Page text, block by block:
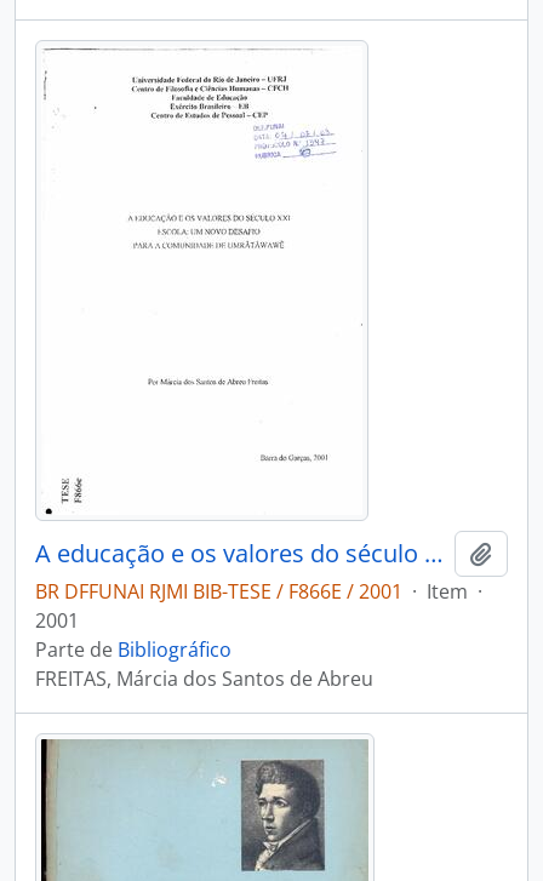
A educação e os valores do século XXI: escola um novo desafio para a comunidade de Umirãtãwawe
BR DFFUNAI RJMI BIB-TESE / F866E / 2001 · Item ·
2001
Parte de Bibliográfico
FREITAS, Márcia dos Santos de Abreu